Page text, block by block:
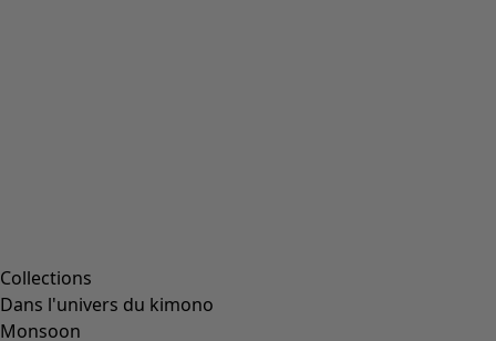
Collections
Dans l'univers du kimono
Monsoon